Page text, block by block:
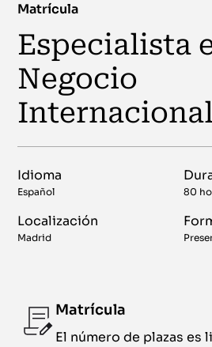
Matrícula
Especialista
Negocio
Internacional
Idioma
Español 80
Localización
Madrid
Matrícula
El número de plazas es